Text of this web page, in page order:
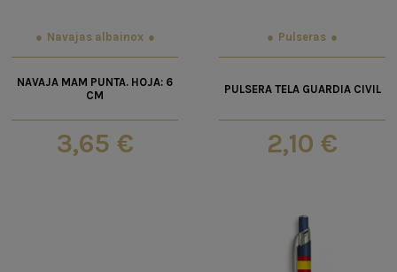
Navajas albainox
NAVAJA MAM PUNTA. HOJA: 6
CM
3,65 €
Pulseras
PULSERA TELA GUARDIA CIVIL
2,10 €